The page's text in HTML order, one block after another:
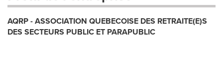
AQRP - ASSOCIATION QUEBECOISE DES RETRAITE(E)S
DES SECTEURS PUBLIC ET PARAPUBLIC